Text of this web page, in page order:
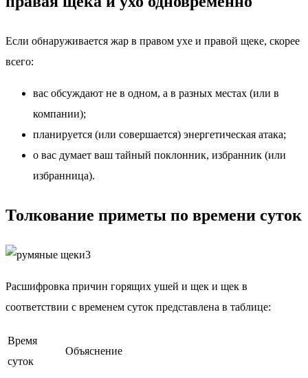
Если обнаруживается жар в правом ухе и правой щеке, скорее
всего:
вас обсуждают не в одном, а в разных местах (или в
компании);
планируется (или совершается) энергетическая атака;
о вас думает ваш тайный поклонник, избранник (или
избранница).
Толкование приметы по времени суток
Расшифровка причин горящих ушей и щек и щек в
соответствии с временем суток представлена в таблице:
Время
суток
Объяснение